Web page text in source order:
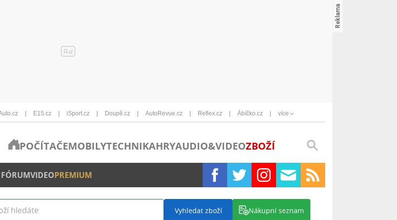
E15.cz iSport.cz Doupě.cz AutoRevue.cz Reflex.cz Ábíčko.cz více
POČÍTAČEMOBILYTECHNIKAHRYAUDIO&VIDEOZBOŽÍ
VIDEOPREMIUM
Vyhledat zboží Nákupní seznam